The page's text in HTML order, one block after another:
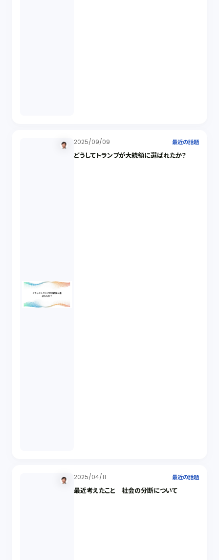
2025/09/09 最近の話題
どうしてトランプが大統領に選ばれたか？
2025/04/11 最近の話題
最近考えたこと 社会の分断について